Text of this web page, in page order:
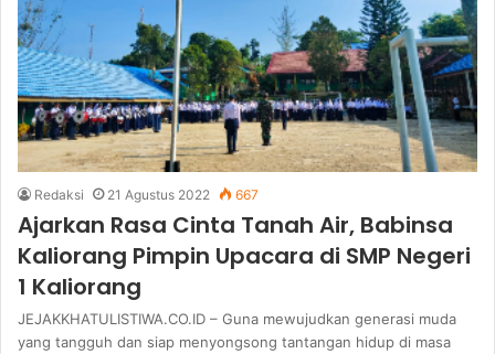
Redaksi 21 Agustus 2022 667
Ajarkan Rasa Cinta Tanah Air, Babinsa
Kaliorang Pimpin Upacara di SMP Negeri
1 Kaliorang
JEJAKKHATULISTIWA.CO.ID – Guna mewujudkan generasi muda
yang tangguh dan siap menyongsong tantangan hidup di masa